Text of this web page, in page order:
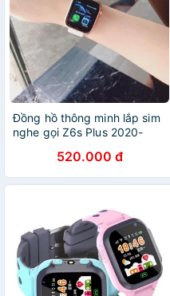
Đồng hồ thông minh lắp sim
nghe gọi Z6s Plus 2020-
520.000 đ